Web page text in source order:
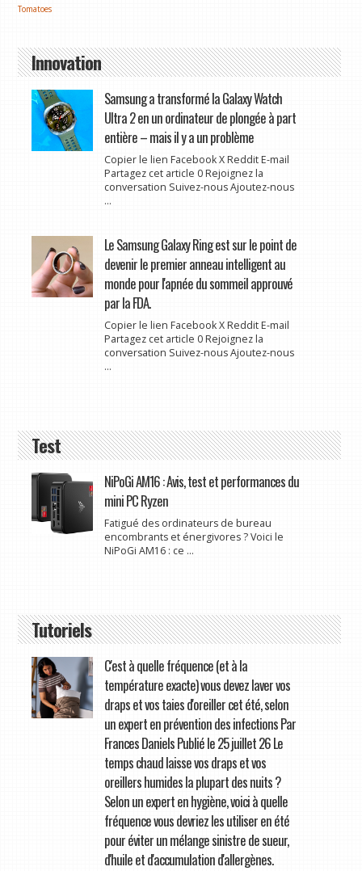
Tomatoes
Innovation
Samsung a transformé la Galaxy Watch
Ultra 2 en un ordinateur de plongée à part
entière – mais il y a un problème
Copier le lien Facebook X Reddit E-mail
Partagez cet article 0 Rejoignez la
conversation Suivez-nous Ajoutez-nous
...
Le Samsung Galaxy Ring est sur le point de
devenir le premier anneau intelligent au
monde pour l'apnée du sommeil approuvé
par la FDA.
Copier le lien Facebook X Reddit E-mail
Partagez cet article 0 Rejoignez la
conversation Suivez-nous Ajoutez-nous
...
Test
NiPoGi AM16 : Avis, test et performances du
mini PC Ryzen
Fatigué des ordinateurs de bureau
encombrants et énergivores ? Voici le
NiPoGi AM16 : ce ...
Tutoriels
C'est à quelle fréquence (et à la
température exacte) vous devez laver vos
draps et vos taies d'oreiller cet été, selon
un expert en prévention des infections Par
Frances Daniels Publié le 25 juillet 26 Le
temps chaud laisse vos draps et vos
oreillers humides la plupart des nuits ?
Selon un expert en hygiène, voici à quelle
fréquence vous devriez les utiliser en été
pour éviter un mélange sinistre de sueur,
d'huile et d'accumulation d'allergènes.